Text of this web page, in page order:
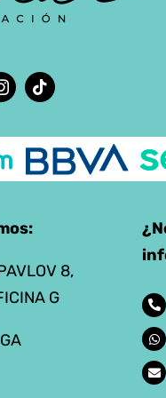
8,
G